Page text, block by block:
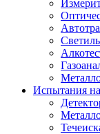
Испытания